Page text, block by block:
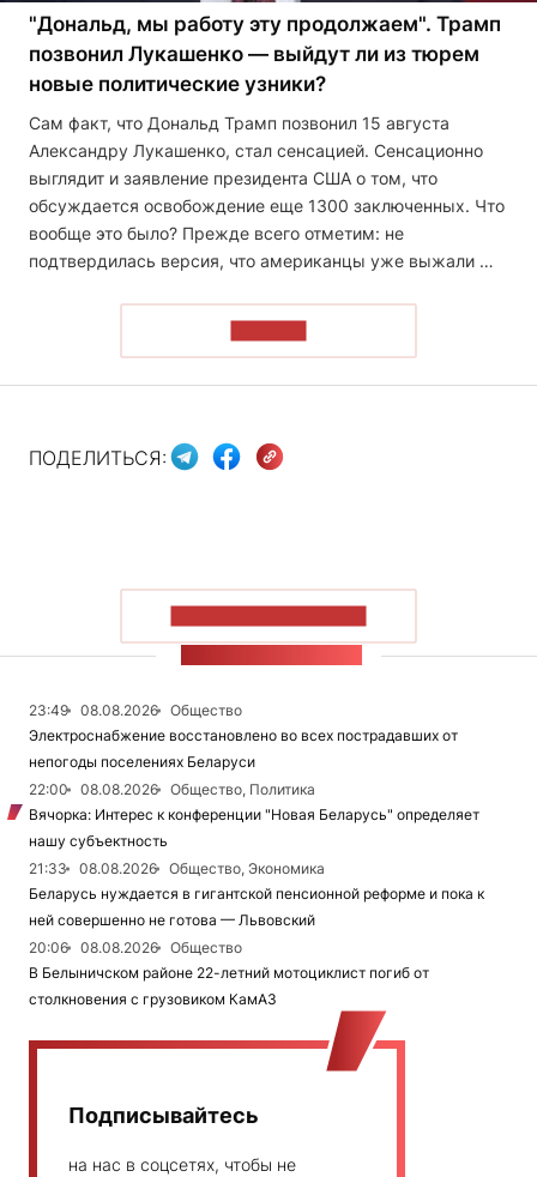
"Дональд, мы работу эту продолжаем". Трамп
позвонил Лукашенко — выйдут ли из тюрем
новые политические узники?
Сам факт, что Дональд Трамп позвонил 15 августа
Александру Лукашенко, стал сенсацией. Сенсационно
выглядит и заявление президента США о том, что
обсуждается освобождение еще 1300 заключенных. Что
вообще это было? Прежде всего отметим: не
подтвердилась версия, что американцы уже выжали …
ПОДЕЛИТЬСЯ:
23:49 08.08.2026
Общество
Электроснабжение восстановлено во всех пострадавших от
непогоды поселениях Беларуси
22:00
08.08.2026
Общество, Политика
Вячорка: Интерес к конференции "Новая Беларусь" определяет
нашу субъектность
21:33
08.08.2026
Общество, Экономика
Беларусь нуждается в гигантской пенсионной реформе и пока к
ней совершенно не готова — Львовский
20:06
08.08.2026
Общество
В Белыничском районе 22-летний мотоциклист погиб от
столкновения с грузовиком КамАЗ
Подписывайтесь
на нас в соцсетях, чтобы не